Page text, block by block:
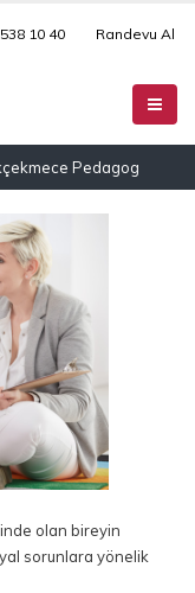
10 40 Randevu Al
Pedagog
olan bireyin
sorunlara yönelik